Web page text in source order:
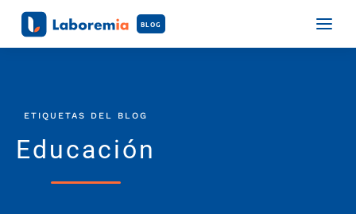
BLOG
ETIQUETAS DEL BLOG
Educación